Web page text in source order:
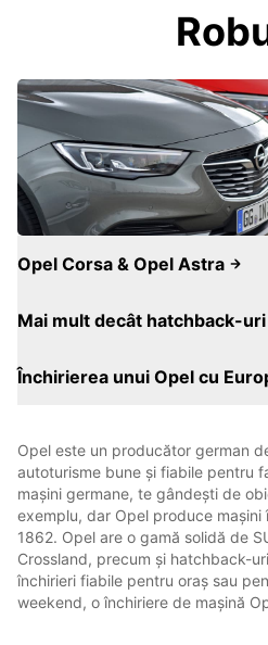
Opel Corsa & Opel Astra
Mai mult decât hatchback-uri
Închirierea unui Opel cu
Opel este un producător german
autoturisme bune și fiabile pentru
mașini germane, te gândești de
exemplu, dar Opel produce
1862. Opel are o gamă solidă de
Crossland, precum și hatchback-
închirieri fiabile pentru oraș sau
weekend, o închiriere de mașină